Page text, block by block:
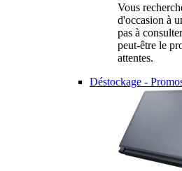
Vous
d'occasion à
pas à
peut-être le
attentes.
Déstockage -